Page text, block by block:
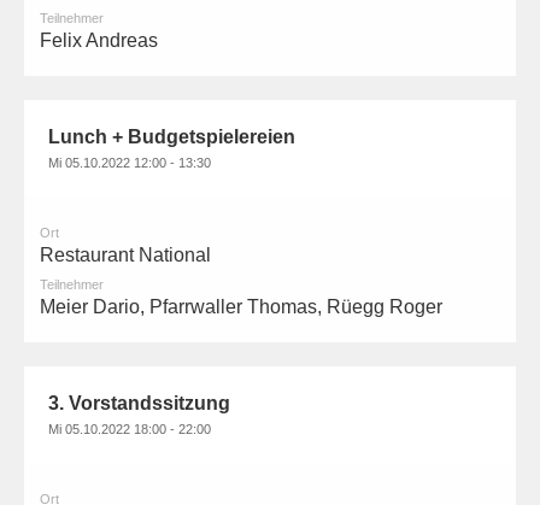
Teilnehmer
Felix Andreas
Lunch + Budgetspielereien
Mi 05.10.2022 12:00 - 13:30
Ort
Restaurant National
Teilnehmer
Meier Dario, Pfarrwaller Thomas, Rüegg Roger
3. Vorstandssitzung
Mi 05.10.2022 18:00 - 22:00
Ort